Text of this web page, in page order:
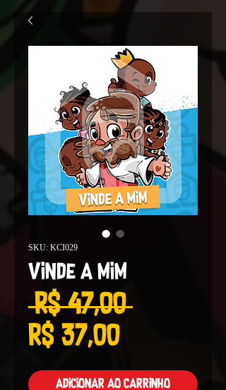
SKU: KCI029
Vinde a mim
R$ 47,00 Preço
R$ 37,00Preço
Adicionar ao carrinho